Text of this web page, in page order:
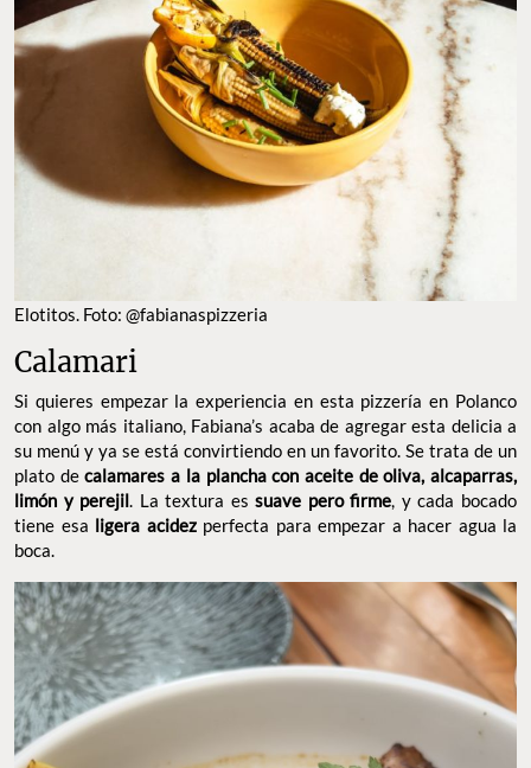
Elotitos. Foto: @fabianaspizzeria
Calamari
Si quieres empezar la experiencia en esta pizzería en Polanco
con algo más italiano, Fabiana’s acaba de agregar esta delicia a
su menú y ya se está convirtiendo en un favorito. Se trata de un
plato decalamares a la plancha con aceite de oliva, alcaparras,
limón y perejil . La textura es suave pero firme , y cada bocado
tiene esa ligera acidez perfecta para empezar a hacer agua la
boca.